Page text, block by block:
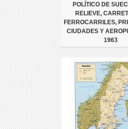
POLÍTICO DE
RELIEVE,
FERROCARRILES,
CIUDADES Y
1963